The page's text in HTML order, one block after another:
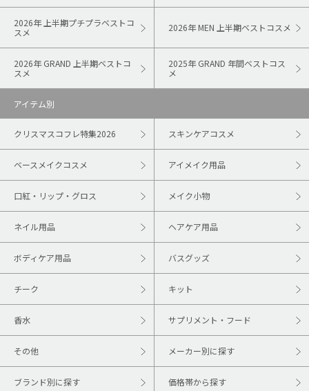
2026年 上半期プチプラベストコ
スメ
2026年 MEN 上半期ベストコスメ
2026年 GRAND 上半期ベストコ
スメ
2025年 GRAND 年間ベストコス
メ
アイテム別
クリスマスコフレ特集2026 スキンケアコスメ
ベースメイクコスメ アイメイク用品
口紅・リップ・グロス メイク小物
ネイル用品 ヘアケア用品
ボディケア用品 バスグッズ
チーク キット
香水 サプリメント・フード
その他 メーカー別に探す
ブランド別に探す 価格帯から探す